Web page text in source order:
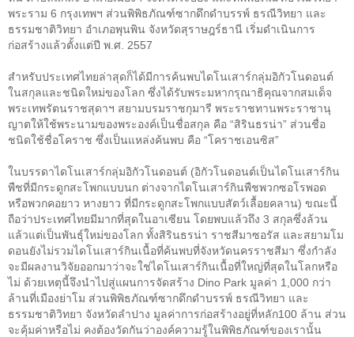
พระราม 6 กรุงเทพฯ ส่วนพิพิธภัณฑ์ซากดึกดำบรรพ์ ธรณีวิทยา และ
ธรรมชาติวิทยา อำเภอพุนพิน จังหวัดสุราษฎร์ธานี เริ่มดำเนินการ
ก่อสร้างแล้วตั้งแต่ปี พ.ศ. 2557
สำหรับประเทศไทยล่าสุดก็ได้มีการค้นพบไดโนเสาร์กลุ่มอิกัวโนดอนต์
ในสกุลและชนิดใหม่ของโลก ซึ่งได้รับพระมหากรุณาธิคุณจากสมเด็จ
พระเทพรัตนราชสุดาฯ สยามบรมราชกุมารี พระราชทานพระราชานุ
ญาตให้ใช้พระนามของพระองค์เป็นชื่อสกุล คือ “สิรินธรน่า” ส่วนชื่อ
ชนิดใช้ชื่อโคราช ซึ่งเป็นแหล่งค้นพบ คือ “โคราชเอนซิส”
ในบรรดาไดโนเสาร์กลุ่มอิกัวโนดอนต์ (อิกัวโนดอนต์เป็นไดโนเสาร์กิน
พืชที่มีกระดูกสะโพกแบบนก ต่างจากไดโนเสาร์กินพืชพวกซอโรพอด
หรือพวกคอยาว หางยาว ที่มีกระดูกสะโพกแบบสัตว์เลื้อยคลาน) ขณะนี้
ถือว่าประเทศไทยมีมากที่สุดในอาเซียน โดยพบแล้วถึง 3 สกุลซึ่งล้วน
แล้วแต่เป็นพันธุ์ใหม่ของโลก ทั้งสิรินธรน่า ราชสีมาซอรัส และสยามโม
ดอนยังไม่รวมไดโนเสาร์กินเนื้อที่ค้นพบที่จังหวัดนครราชสีมา ซึ่งกำลัง
จะมีผลงานวิจัยออกมาว่าจะใช่ไดโนเสาร์กินเนื้อที่ใหญ่ที่สุดในโลกหรือ
ไม่ ด้วยเหตุนี้จึงนำไปสู่แผนการจัดสร้าง Dino Park มูลค่า 1,000 กว่า
ล้านที่เมืองย่าโม ส่วนพิพิธภัณฑ์ซากดึกดำบรรพ์ ธรณีวิทยา และ
ธรรมชาติวิทยา จังหวัดลำปาง มูลค่าการก่อสร้างอยู่ที่หลัก100 ล้าน ส่วน
จะคุ้มค่าหรือไม่ คงต้องวัดกันว่าองค์ความรู้ในพิพิธภัณฑ์ของเรานั้น